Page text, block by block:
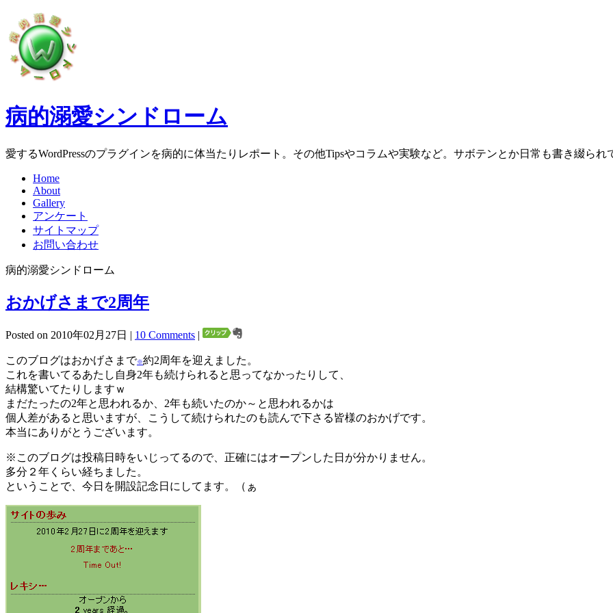
病的溺愛シンドローム
愛するWordPressのプラグインを病的に体当たりレポート。その他Tipsやコラムや実験など。サボテンとか日常も書き綴られ
Home
About
Gallery
アンケート
サイトマップ
お問い合わせ
病的溺愛シンドローム
おかげさまで2周年
Posted on 2010年02月27日 | 10 Comments |
このブログはおかげさまで※約2周年を迎えました。
これを書いてるあたし自身2年も続けられると思ってなかったりして、
結構驚いてたりしますｗ
まだたったの2年と思われるか、2年も続いたのか～と思われるかは
個人差があると思いますが、こうして続けられたのも読んで下さる皆様のおかげです。
本当にありがとうございます。
※このブログは投稿日時をいじってるので、正確にはオープンした日が分かりません。
多分２年くらい経ちました。
ということで、今日を開設記念日にしてます。（ぁ